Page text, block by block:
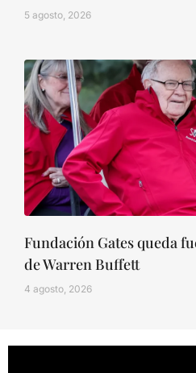
5 agosto, 2026
Fundación Gates queda
de Warren Buffett
4 agosto, 2026